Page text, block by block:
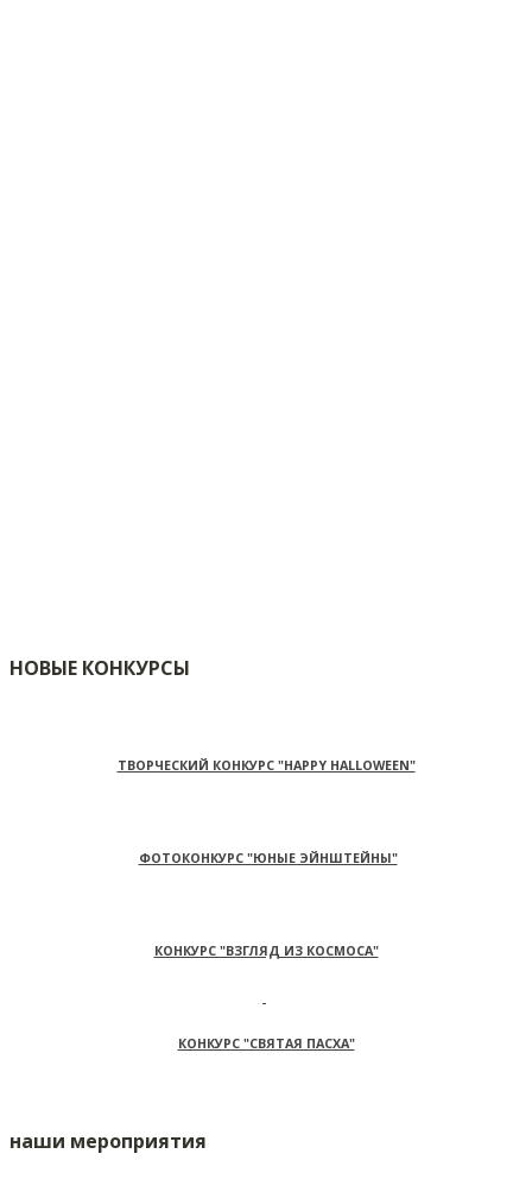
НОВЫЕ КОНКУРСЫ
ТВОРЧЕСКИЙ КОНКУРС "HAPPY HALLOWEEN"
ФОТОКОНКУРС "ЮНЫЕ ЭЙНШТЕЙНЫ"
КОНКУРС "ВЗГЛЯД ИЗ КОСМОСА"
КОНКУРС "СВЯТАЯ ПАСХА"
наши мероприятия